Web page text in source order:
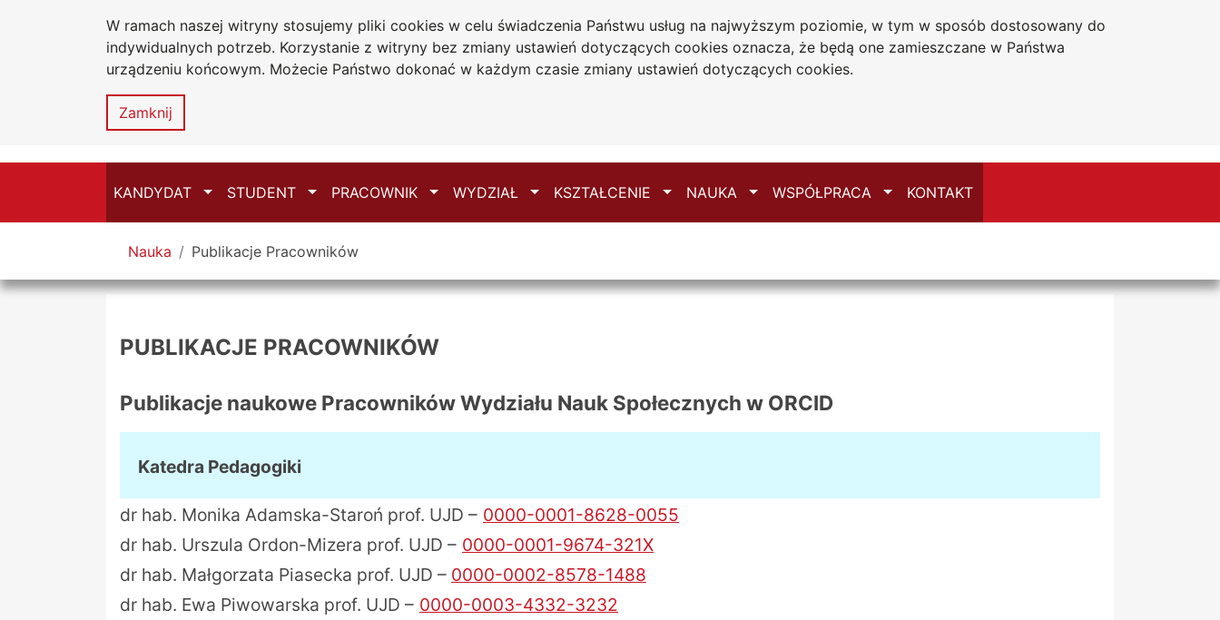
W ramach naszej witryny stosujemy pliki cookies w celu świadczenia Państwu usług na najwyższym poziomie, w tym w sposób dostosowany do
indywidualnych potrzeb. Korzystanie z witryny bez zmiany ustawień dotyczących cookies oznacza, że będą one zamieszczane w Państwa
urządzeniu końcowym. Możecie Państwo dokonać w każdym czasie zmiany ustawień dotyczących cookies.
Zamknij
Przejdź do głównego menu
Przejdź do treści
Przejdź do wyszukiwarki
Przejdź do mapy serwisuUniwersytet
Jana
Wydział Nauk
Społecznych
Deklaracja dostępności
KANDYDAT Przełącz
STUDENT Przełącz
PRACOWNIK Przełącz
WYDZIAŁ Przełącz
KSZTAŁCENIE Przełącz
NAUKA Przełącz
WSPÓŁPRACA Przełącz
KONTAKT
Tutaj jesteś
Nauka Publikacje Pracowników
PUBLIKACJE PRACOWNIKÓW
Publikacje naukowe Pracowników Wydziału Nauk Społecznych w ORCID
Katedra Pedagogiki
dr hab. Monika Adamska-Staroń prof. UJD – 0000-0001-8628-0055
dr hab. Urszula Ordon-Mizera prof. UJD – 0000-0001-9674-321X
dr hab. Małgorzata Piasecka prof. UJD – 0000-0002-8578-1488
dr hab. Ewa Piwowarska prof. UJD – 0000-0003-4332-3232